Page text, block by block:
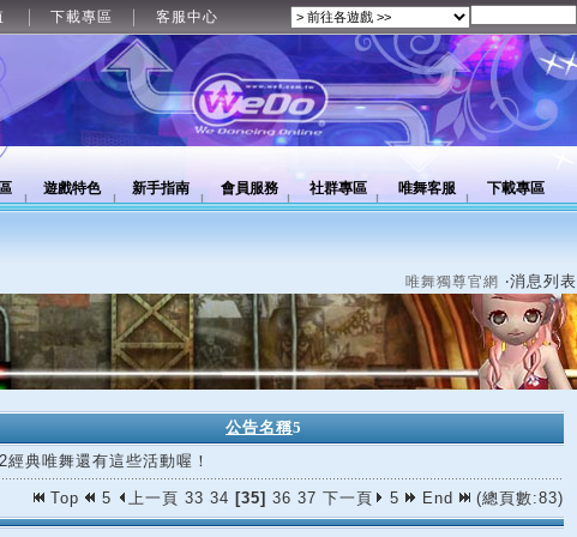
下載專區 客服中心
遊戲特色 新手指南 會員服務 社群專區 唯舞客服 下載專區
唯舞獨尊官網 ‧消息列表
公告名稱5
經典唯舞還有這些活動喔！
Top 5 上一頁 33 34 [35] 36 37 下一頁 5 End (總頁數:83)